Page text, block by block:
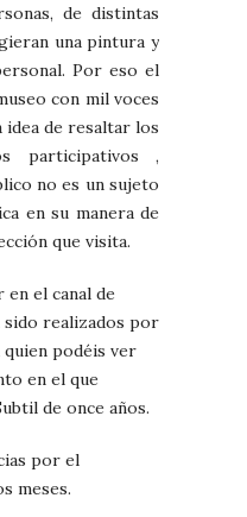
de distintas
una pintura y
Por eso el
con mil voces
idea de resaltar los
participativos ,
no es un sujeto
en su manera de
que visita.
el canal de
sido realizados por
podéis ver
en el que
de once años.
por el
meses.